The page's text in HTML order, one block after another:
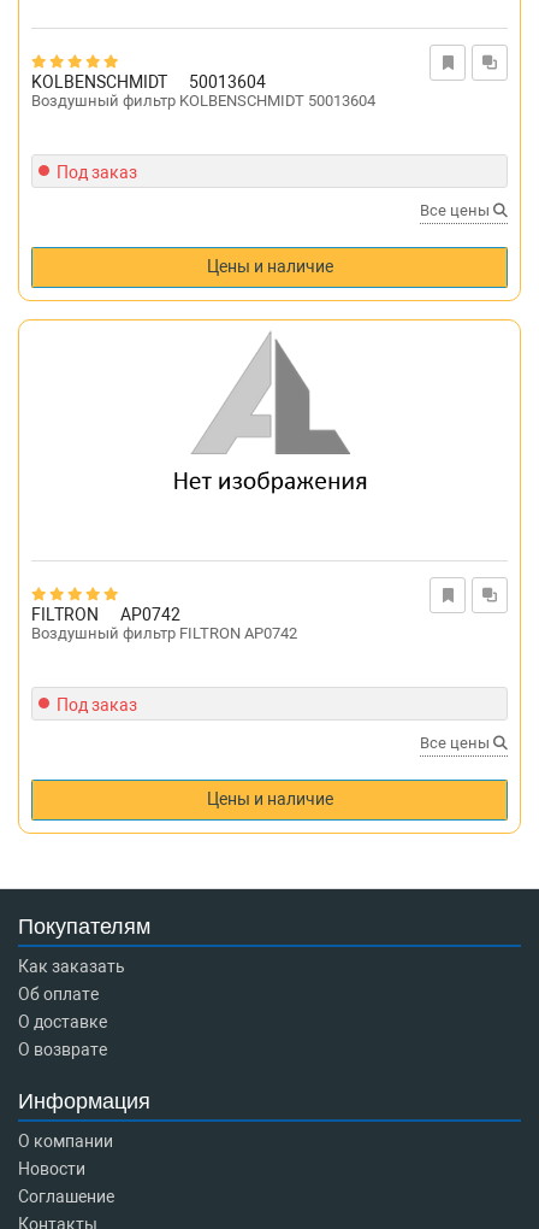
KOLBENSCHMIDT 50013604
Воздушный фильтр KOLBENSCHMIDT 50013604
Под заказ
Все цены
Цены и наличие
FILTRON AP0742
Воздушный фильтр FILTRON AP0742
Под заказ
Все цены
Цены и наличие
Покупателям
Как заказать
Об оплате
О доставке
О возврате
Информация
О компании
Новости
Соглашение
Контакты